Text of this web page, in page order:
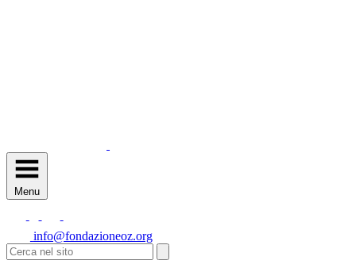
Menu
info@fondazioneoz.org